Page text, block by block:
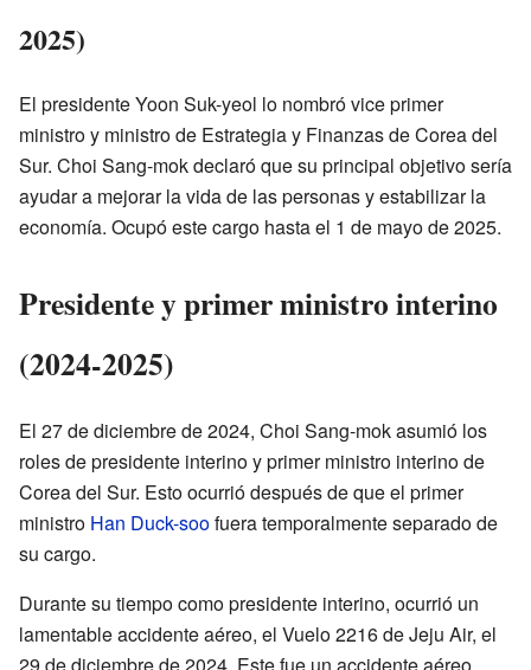
2025)
El presidente Yoon Suk-yeol lo nombró vice primer
ministro y ministro de Estrategia y Finanzas de Corea del
Sur. Choi Sang-mok declaró que su principal objetivo sería
ayudar a mejorar la vida de las personas y estabilizar la
economía. Ocupó este cargo hasta el 1 de mayo de 2025.
Presidente y primer ministro interino
(2024-2025)
El 27 de diciembre de 2024, Choi Sang-mok asumió los
roles de presidente interino y primer ministro interino de
Corea del Sur. Esto ocurrió después de que el primer
ministro Han Duck-soofuera temporalmente separado de
su cargo.
Durante su tiempo como presidente interino, ocurrió un
lamentable accidente aéreo, el Vuelo 2216 de Jeju Air, el